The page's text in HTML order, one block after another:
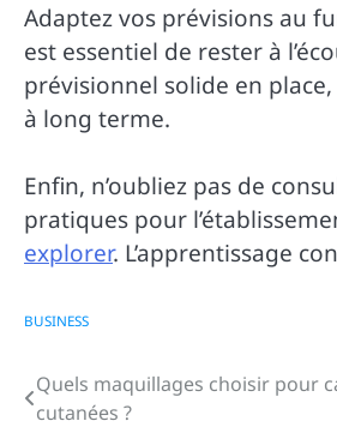
Adaptez vos prévisions au
est essentiel de rester à
prévisionnel solide en
à long terme.
Enfin, n’oubliez pas de
pratiques pour
explorer. L’apprentissage
BUSINESS
Navigation
Quels maquillages choisir pour
cutanées ?